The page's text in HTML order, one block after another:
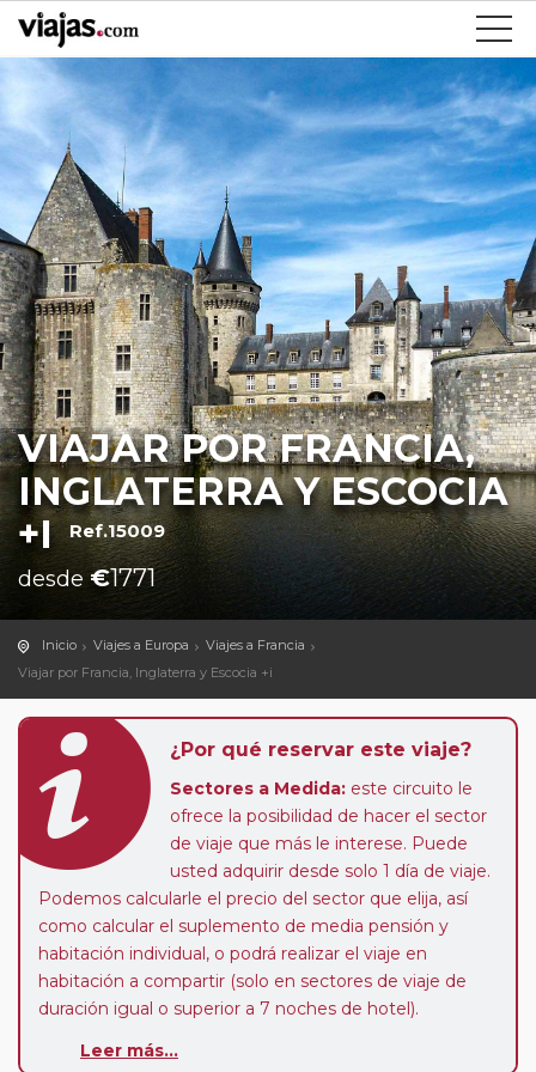
VIAJAR POR FRANCIA,
INGLATERRA Y ESCOCIA
+I
Ref.15009
desde €1771
Inicio Viajes a Europa
Viajes a Francia
Viajar por Francia, Inglaterra y Escocia +i
¿Por qué reservar este viaje?
Sectores a Medida: este circuito le
ofrece la posibilidad de hacer el sector
de viaje que más le interese. Puede
usted adquirir desde solo 1 día de viaje.
Podemos calcularle el precio del sector que elija, así
como calcular el suplemento de media pensión y
habitación individual, o podrá realizar el viaje en
habitación a compartir (solo en sectores de viaje de
duración igual o superior a 7 noches de hotel).
de que usted pueda programar una o más paradas en
Leer más...